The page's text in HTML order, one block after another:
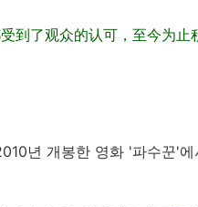
到了观众的认可，至今为止
년 개봉한 영화 '파수꾼'